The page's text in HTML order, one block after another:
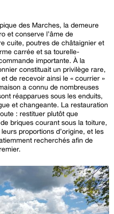
des Marches, la demeure
et conserve l’âme de
cuite, poutres de châtaignier et
carrée et sa tourelle-
importante. À la
constituait un privilège rare,
de recevoir ainsi le « courrier »
a connu de nombreuses
réapparues sous les enduits,
et changeante. La restauration
: restituer plutôt que
briques courant sous la toiture,
proportions d’origine, et les
recherchés afin de